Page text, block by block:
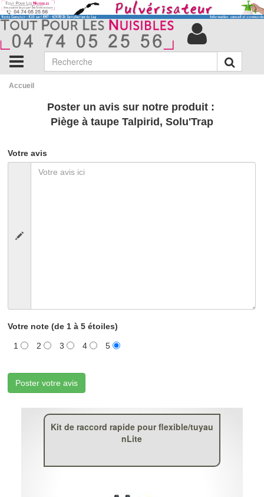
Accueil
Poster un avis sur notre produit :
Piège à taupe Talpirid, Solu'Trap
Votre avis
Votre note (de 1 à 5 étoiles)
1 2 3 4 5
Poster votre avis
Kit de raccord rapide pour flexible/tuyau
nLite